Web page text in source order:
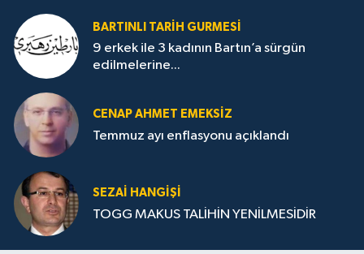
BARTINLI TARIH GURMESI
9 erkek ile 3 kadının Bartın’a sürgün
edilmelerine...
CENAP AHMET EMEKSİZ
Temmuz ayı enflasyonu açıklandı
SEZAI HANGİŞİ
TOGG MAKUS TALİHİN YENİLMESİDİR